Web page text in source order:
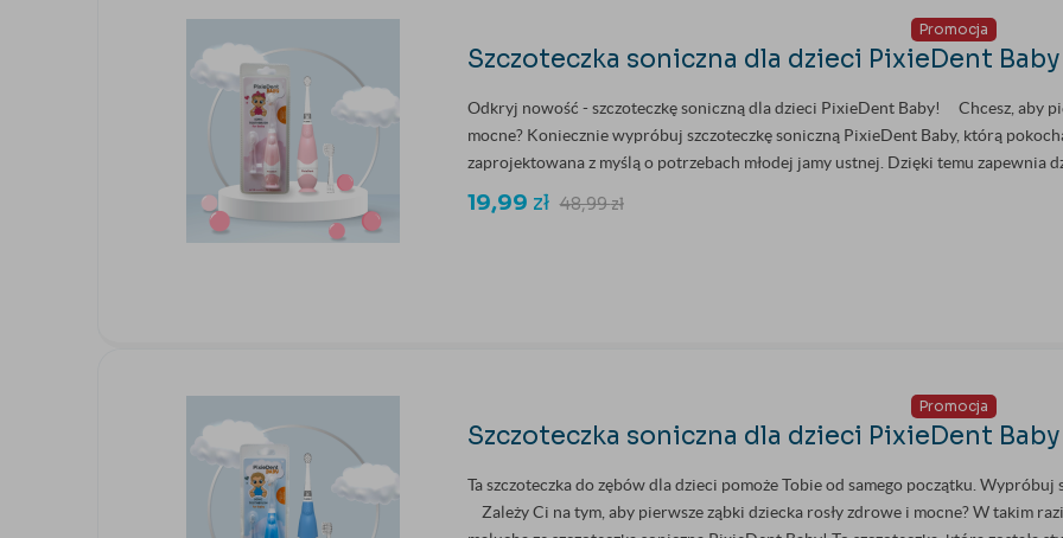
Promocja
Szczoteczka soniczna dla dzieci PixieDent
Odkryj nowość - szczoteczkę soniczną dla dzieci PixieDent Baby! Chcesz, aby
mocne? Koniecznie wypróbuj szczoteczkę soniczną PixieDent Baby, którą
zaprojektowana z myślą o potrzebach młodej jamy ustnej. Dzięki temu zapewnia
19,99 zł 48,99zł
Promocja
Szczoteczka soniczna dla dzieci PixieDent
Ta szczoteczka do zębów dla dzieci pomoże Tobie od samego początku.
Zależy Ci na tym, aby pierwsze ząbki dziecka rosły zdrowe i mocne? W takim